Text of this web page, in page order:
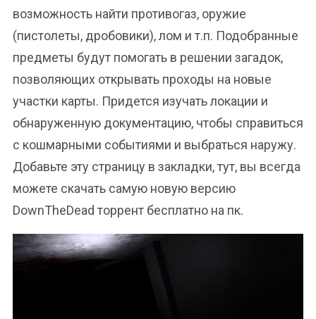
возможность найти противогаз, оружие
(пистолеты, дробовики), лом и т.п. Подобранные
предметы будут помогать в решении загадок,
позволяющих открывать проходы на новые
участки карты. Придется изучать локации и
обнаруженную документацию, чтобы справиться
с кошмарными событиями и выбраться наружу.
Добавьте эту страницу в закладки, тут, вы всегда
можете скачать самую новую версию
DownTheDead торрент бесплатно на пк.